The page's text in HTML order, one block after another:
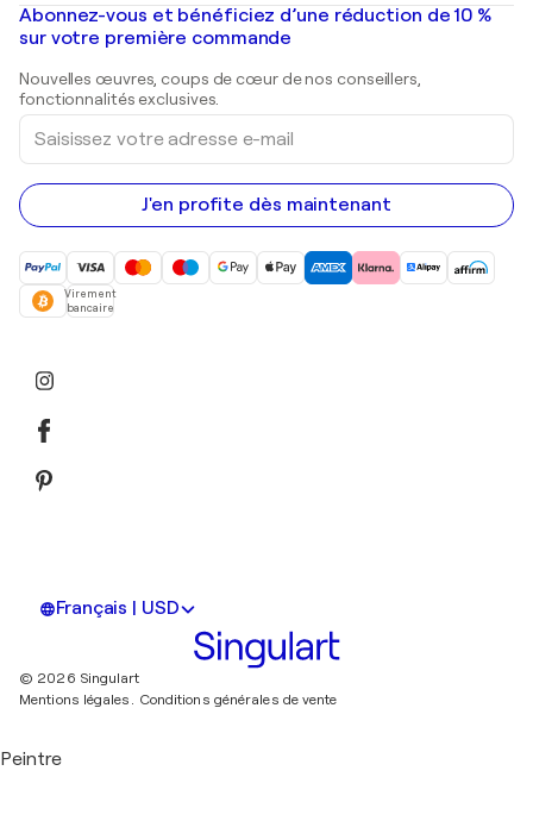
Mr. Brainwash
Shepard Fairey
Peintures de paysage
Estampes
Peintures acryliques
Galeries d'art en France
Galeries d'art en Belgique
Abonnez-vous et bénéficiez d’une réduction de 10 %
sur votre première commande
Nouvelles œuvres, coups de cœur de nos conseillers,
fonctionnalités exclusives.
Saisissez
votre
adresse
e-
mail
J'en profite dès maintenant
Virement
bancaire
Français | USD
© 2026 Singulart
Mentions légales. Conditions générales de vente
Peintre